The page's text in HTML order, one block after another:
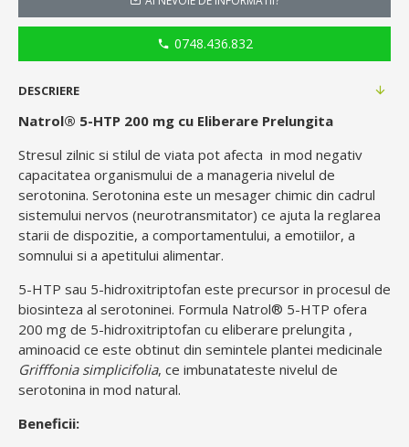
0748.436.832
DESCRIERE
Natrol® 5-HTP 200 mg cu Eliberare Prelungita
Stresul zilnic si stilul de viata pot afecta in mod negativ
capacitatea organismului de a manageria nivelul de
serotonina. Serotonina este un mesager chimic din cadrul
sistemului nervos (neurotransmitator) ce ajuta la reglarea
starii de dispozitie, a comportamentului, a emotiilor, a
somnului si a apetitului alimentar.
5-HTP sau 5-hidroxitriptofan este precursor in procesul de
biosinteza al serotoninei. Formula Natrol® 5-HTP ofera
200 mg de 5-hidroxitriptofan cu eliberare prelungita ,
aminoacid ce este obtinut din semintele plantei medicinale
Grifffonia simplicifolia, ce imbunatateste nivelul de
serotonina in mod natural.
Beneficii: